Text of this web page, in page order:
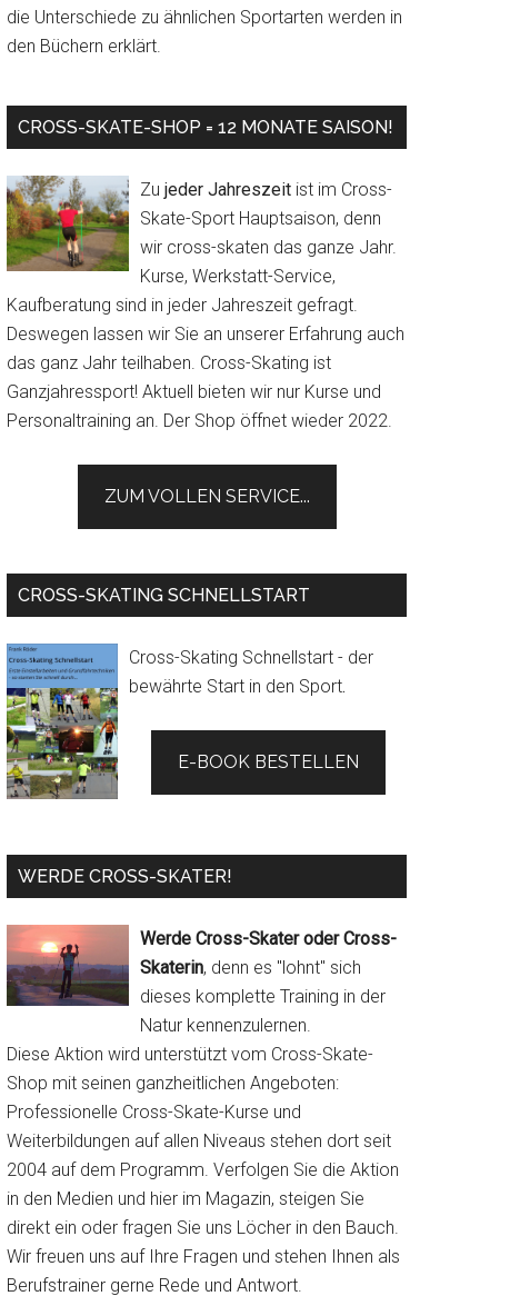
die Unterschiede zu ähnlichen Sportarten werden in
den Büchern erklärt.
CROSS-SKATE-SHOP = 12 MONATE SAISON!
Zu jeder Jahreszeit ist im Cross-
Skate-Sport Hauptsaison, denn
wir cross-skaten das ganze Jahr.
Kurse, Werkstatt-Service,
Kaufberatung sind in jeder Jahreszeit gefragt.
Deswegen lassen wir Sie an unserer Erfahrung auch
das ganz Jahr teilhaben. Cross-Skating ist
Ganzjahressport! Aktuell bieten wir nur Kurse und
Personaltraining an. Der Shop öffnet wieder 2022.
ZUM VOLLEN SERVICE...
CROSS-SKATING SCHNELLSTART
Cross-Skating Schnellstart - der
bewährte Start in den Sport.
E-BOOK BESTELLEN
WERDE CROSS-SKATER!
Werde Cross-Skater oder Cross-
Skaterin, denn es "lohnt" sich
dieses komplette Training in der
Natur kennenzulernen.
Diese Aktion wird unterstützt vom Cross-Skate-
Shop mit seinen ganzheitlichen Angeboten:
Professionelle Cross-Skate-Kurse und
Weiterbildungen auf allen Niveaus stehen dort seit
2004 auf dem Programm. Verfolgen Sie die Aktion
in den Medien und hier im Magazin, steigen Sie
direkt ein oder fragen Sie uns Löcher in den Bauch.
Wir freuen uns auf Ihre Fragen und stehen Ihnen als
Berufstrainer gerne Rede und Antwort.